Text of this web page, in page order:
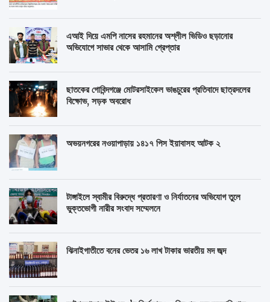
এআই দিয়ে এমপি নাসের রহমানের অশ্লীল ভিডিও ছড়ানোর
অভিযোগে সাভার থেকে আসামি গ্রেপ্তার
ছাতকের গোবিন্দগঞ্জে মোটরসাইকেল ভাঙচুরের প্রতিবাদে ছাত্রদলের
বিক্ষোভ, সড়ক অবরোধ
অভয়নগরের নওয়াপাড়ায় ১৪১৭ পিস ইয়াবাসহ আটক ২
টাঙ্গাইলে স্বামীর বিরুদ্ধে প্রতারণা ও নির্যাতনের অভিযোগ তুলে
ভুক্তভোগী নারীর সংবাদ সম্মেলনে
ঝিনাইগাতীতে বনের ভেতর ১৬ লাখ টাকার ভারতীয় মদ জব্দ